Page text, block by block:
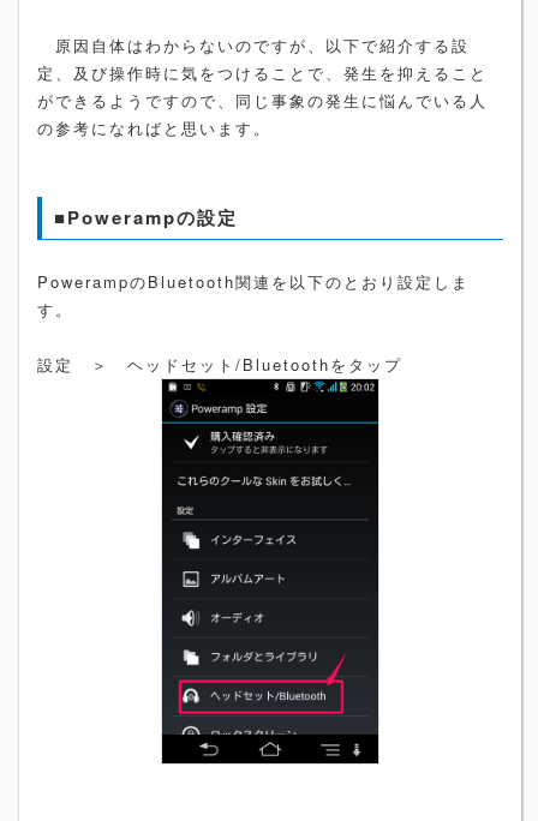
原因自体はわからないのですが、以下で紹介する設
定、及び操作時に気をつけることで、発生を抑えること
ができるようですので、同じ事象の発生に悩んでいる人
の参考になればと思います。
■Powerampの設定
PowerampのBluetooth関連を以下のとおり設定しま
す。
設定 ＞ ヘッドセット/Bluetoothをタップ